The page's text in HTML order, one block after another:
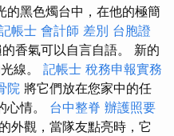
的黑色燭台中，在他的極簡
帳士 會計師 差別 台胞證
香氣可以自言自語。 新的
線。 記帳士 稅務申報實務
院 將它們放在您家中的任
心情。 台中整脊 辦護照要
外觀，當隊友點亮時，它